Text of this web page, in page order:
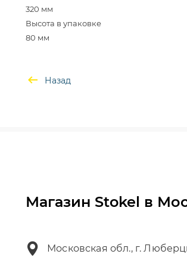
320 мм
Высота в упаковке
Назад
Магазин Stokel в
Московская обл., г.